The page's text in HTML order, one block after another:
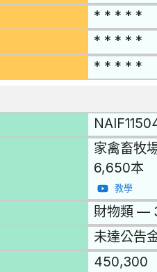
* * * * *
* * * * *
* * * * *
家禽畜牧
6,650本
教學
財物類 —
未達公告
450,300